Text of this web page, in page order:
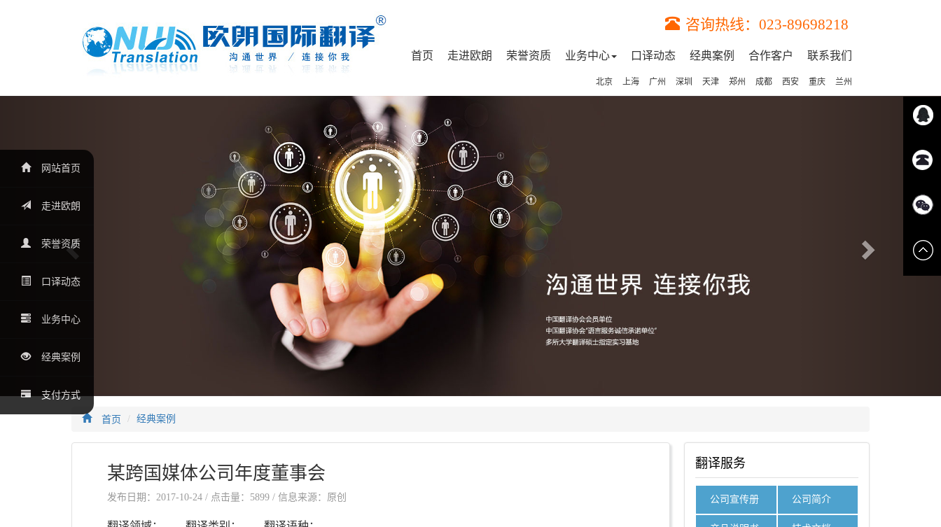
咨询热线：023-89698218
首页 走进欧朗 荣誉资质 业务中心 口译动态 经典案例 合作客户 联系我们
北京 上海 广州 深圳 天津 郑州 成都 西安 重庆 兰州
首页 经典案例
某跨国媒体公司年度董事会
发布日期：2017-10-24 / 点击量：5899 / 信息来源：原创
翻译服务
公司宣传册 公司简介
点击立
即联系
我们的
咨询热
线：023-
网站首页
走进欧朗
荣誉资质
口译动态
业务中心
经典案例
支付方式